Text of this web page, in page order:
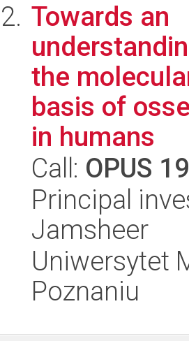
Towards an
the
basis of
in humans
Call: OPUS 19
Principal
Jamsheer
Uniwersytet
Poznaniu